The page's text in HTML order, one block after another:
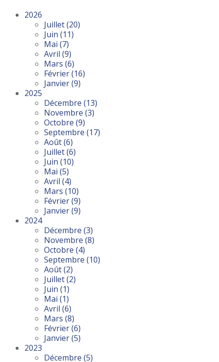
2026
Juillet(20)
Juin (11)
Mai (7)
Avril (9)
Mars (6)
Février(16)
Janvier(9)
2025
Décembre (13)
Novembre (3)
Octobre (9)
Septembre (17)
Août(6)
Juillet(6)
Juin (10)
Mai (5)
Avril (4)
Mars (10)
Février(9)
Janvier(9)
2024
Décembre (3)
Novembre (8)
Octobre (4)
Septembre (10)
Août(2)
Juillet(2)
Juin (1)
Mai (1)
Avril (6)
Mars (8)
Février(6)
Janvier(5)
2023
Décembre (5)